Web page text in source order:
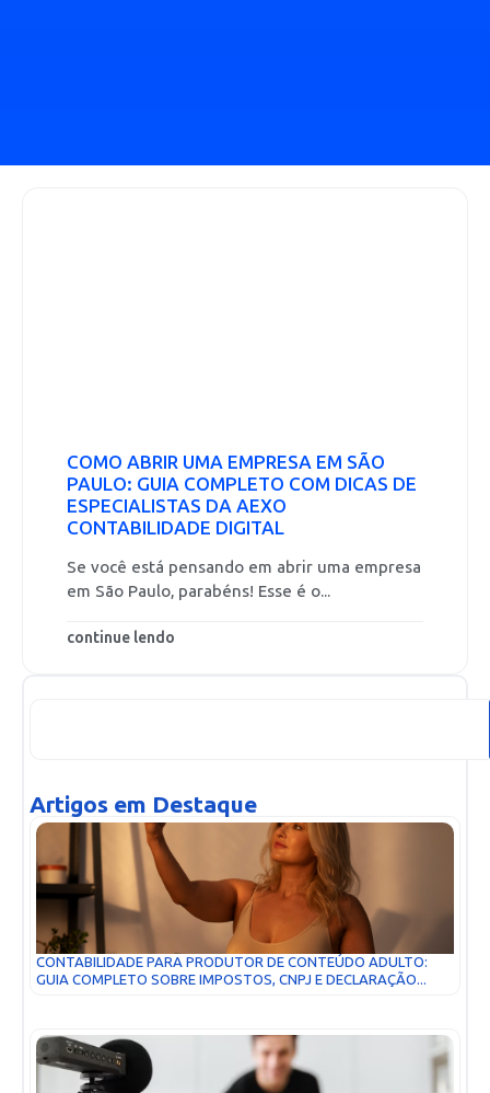
COMO ABRIR UMA EMPRESA EM SÃO
PAULO: GUIA COMPLETO COM DICAS DE
ESPECIALISTAS DA AEXO
CONTABILIDADE DIGITAL
Se você está pensando em abrir uma empresa
em São Paulo, parabéns! Esse é o...
continue lendo
Artigos em Destaque
CONTABILIDADE PARA PRODUTOR DE CONTEÚDO ADULTO:
GUIA COMPLETO SOBRE IMPOSTOS, CNPJ E DECLARAÇÃO...